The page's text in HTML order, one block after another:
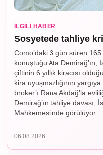
İLGILI HABER
Sosyetede tahliye
Como’daki 3 gün süren
konuştuğu Ata Demirağ’ın,
çiftinin 6 yıllık kiracısı
kira uyuşmazlığının
broker’ı Rana Akdağ’la
Demirağ’ın tahliye davası,
Mahkemesi'nde görülüyor.
06.08.2026